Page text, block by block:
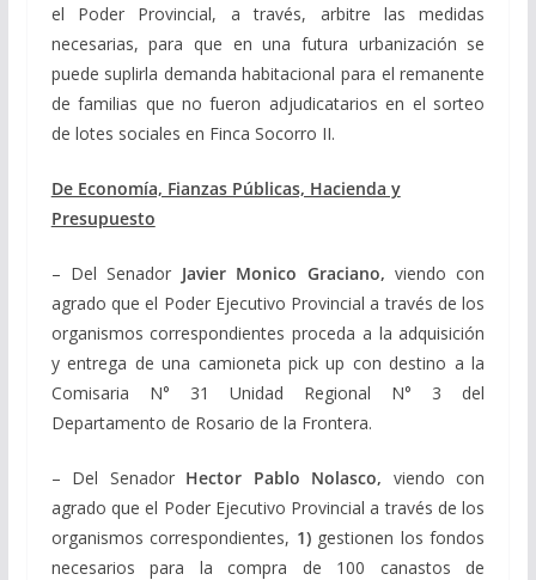
el Poder Provincial, a través, arbitre las medidas
necesarias, para que en una futura urbanización se
puede suplirla demanda habitacional para el remanente
de familias que no fueron adjudicatarios en el sorteo
de lotes sociales en Finca Socorro II.
De Economía, Fianzas Públicas, Hacienda y
Presupuesto
– Del Senador Javier Monico Graciano, viendo con
agrado que el Poder Ejecutivo Provincial a través de los
organismos correspondientes proceda a la adquisición
y entrega de una camioneta pick up con destino a la
Comisaria N° 31 Unidad Regional N° 3 del
Departamento de Rosario de la Frontera.
– Del Senador Hector Pablo Nolasco, viendo con
agrado que el Poder Ejecutivo Provincial a través de los
organismos correspondientes, 1) gestionen los fondos
necesarios para la compra de 100 canastos de